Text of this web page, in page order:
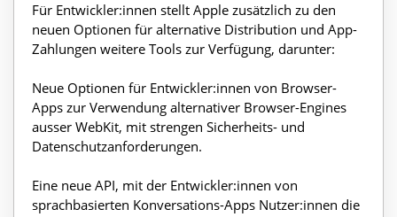
Für Entwickler:innen stellt Apple zusätzlich zu den
neuen Optionen für alternative Distribution und App-
Zahlungen weitere Tools zur Verfügung, darunter:
Neue Optionen für Entwickler:innen von Browser-
Apps zur Verwendung alternativer Browser-Engines
ausser WebKit, mit strengen Sicherheits- und
Datenschutzanforderungen.
Eine neue API, mit der Entwickler:innen von
sprachbasierten Konversations-Apps Nutzer:innen die